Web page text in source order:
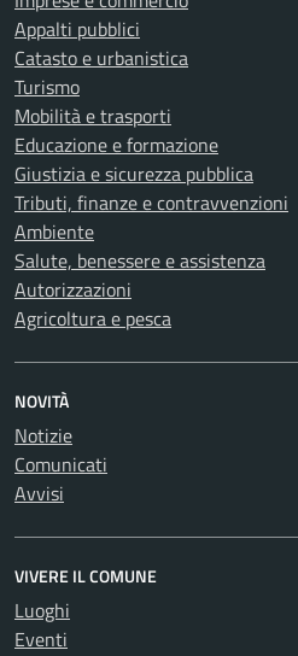
Appalti pubblici
Catasto e urbanistica
Turismo
Mobilità e trasporti
Educazione e formazione
Giustizia e sicurezza pubblica
Tributi, finanze e contravvenzioni
Ambiente
Salute, benessere e assistenza
Autorizzazioni
Agricoltura e pesca
NOVITÀ
Notizie
Comunicati
Avvisi
VIVERE IL COMUNE
Luoghi
Eventi